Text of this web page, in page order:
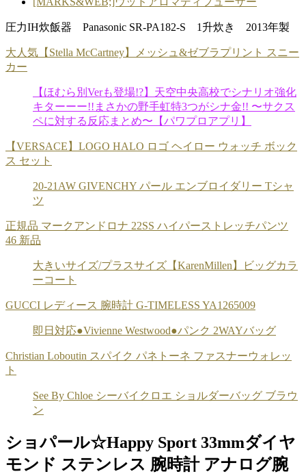
圧力IH炊飯器 Panasonic SR-PA182-S 1升炊き 2013年製
大人気【Stella McCartney】メッシュ&ゼブラプリント スニー
カー
【ほむら別Verも登場!?】天空中央高校でシナリオ強化
キターーー!!まさかの野手虹特3つがシナ金!! 〜サクス
ペに対する反応まとめ〜【パワプロアプリ】
【VERSACE】LOGO HALO ロゴ ヘイロー ウォッチ ボック
ス セット
20-21AW GIVENCHY パール エンブロイダリー Tシャ
ツ
正規品 マークアンドロナ 22SS ハイパーストレッチパンツ
46 新品
大きいサイズ/プラスサイズ【KarenMillen】ビッグカラ
ーコート
GUCCI レディース 腕時計 G-TIMELESS YA1265009
即日対応●Vivienne Westwood●パンク 2WAYバッグ
Christian Loboutin スパイク パネトーネ ファスナーウォレッ
ト
See By Chloe シーバイクロエ ショルダーバッグ ブラウ
ン
ショパール☆Happy Sport 33mmダイヤ
モンド ステンレス 腕時計 アナログ腕